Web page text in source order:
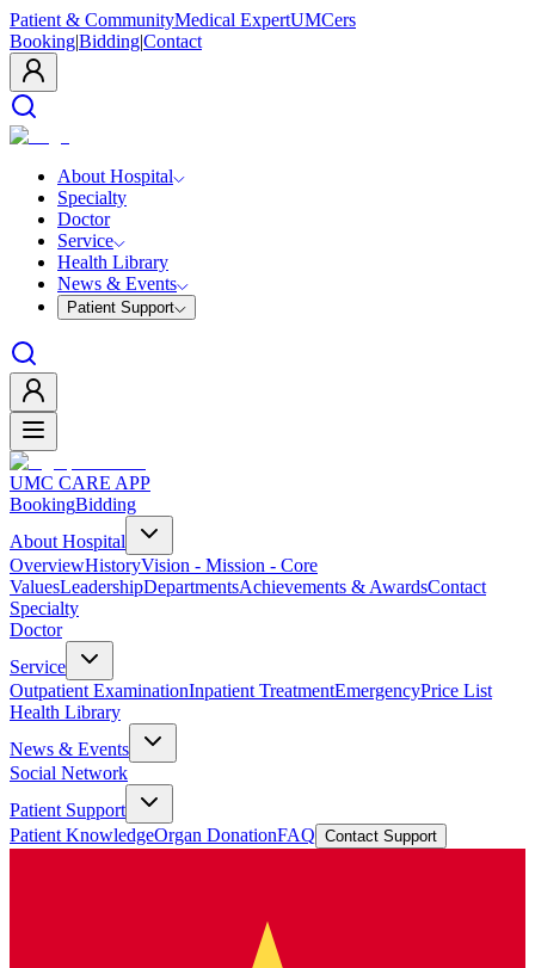
Patient & CommunityMedical ExpertUMCers
Booking|Bidding|Contact
About Hospital
Specialty
Doctor
Service
Health Library
News & Events
Patient Support
UMC CARE APP
BookingBidding
About Hospital
OverviewHistoryVision - Mission - Core
ValuesLeadershipDepartmentsAchievements & AwardsContact
Specialty
Doctor
Service
Outpatient ExaminationInpatient TreatmentEmergencyPrice List
Health Library
News & Events
Social Network
Patient Support
Patient KnowledgeOrgan DonationFAQ Contact Support